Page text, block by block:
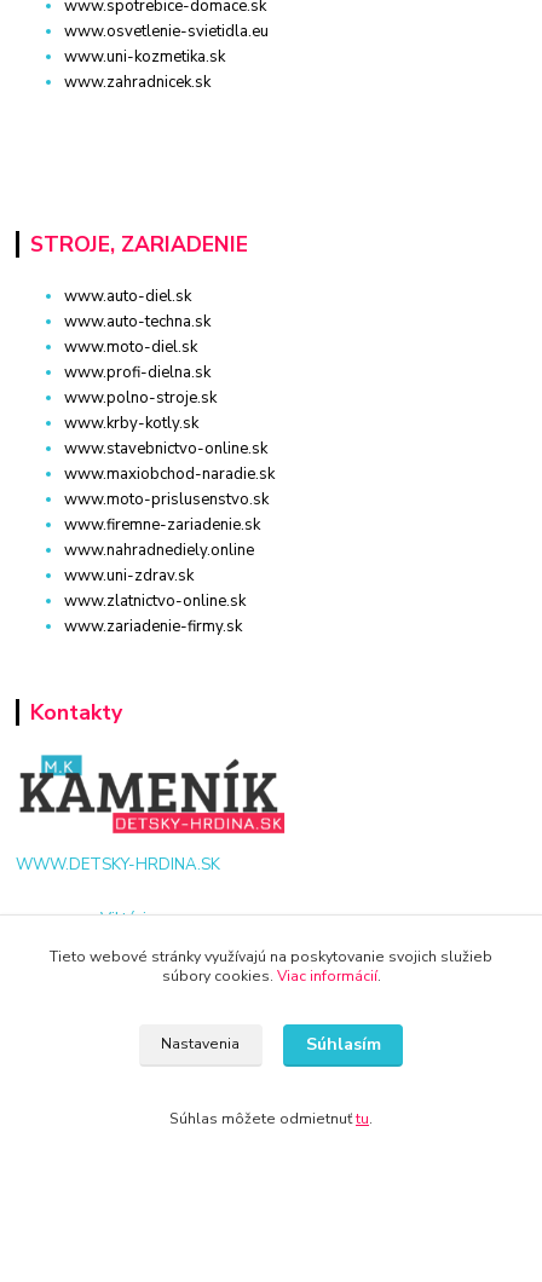
www.spotrebice-domace.sk
www.osvetlenie-svietidla.eu
www.uni-kozmetika.sk
www.zahradnicek.sk
STROJE, ZARIADENIE
www.auto-diel.sk
www.auto-techna.sk
www.moto-diel.sk
www.profi-dielna.sk
www.polno-stroje.sk
www.krby-kotly.sk
www.stavebnictvo-online.sk
www.maxiobchod-naradie.sk
www.moto-prislusenstvo.sk
www.firemne-zariadenie.sk
www.nahradnediely.online
www.uni-zdrav.sk
www.zlatnictvo-online.sk
www.zariadenie-firmy.sk
Kontakty
WWW.DETSKY-HRDINA.SK
Viktória
+421 940 949 000
Tieto webové stránky využívajú na poskytovanie svojich služieb
súbory cookies. Viac informácií.
Nastavenia Súhlasím
Súhlas môžete odmietnuťtu.